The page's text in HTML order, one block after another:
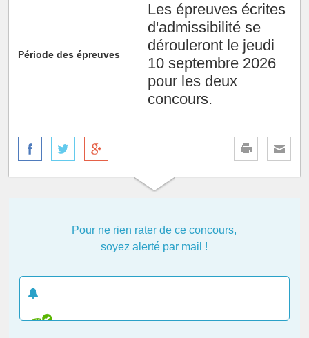
Période des épreuves
Les épreuves écrites
d'admissibilité se
dérouleront le jeudi
10 septembre 2026
pour les deux
concours.
Pour ne rien rater de ce concours,
soyez alerté par mail !